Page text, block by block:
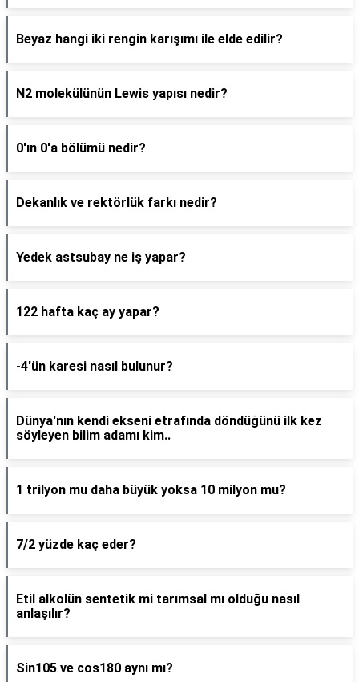
Beyaz hangi iki rengin karışımı ile elde edilir?
N2 molekülünün Lewis yapısı nedir?
0'ın 0'a bölümü nedir?
Dekanlık ve rektörlük farkı nedir?
Yedek astsubay ne iş yapar?
122 hafta kaç ay yapar?
-4'ün karesi nasıl bulunur?
Dünya'nın kendi ekseni etrafında döndüğünü ilk kez
söyleyen bilim adamı kim..
1 trilyon mu daha büyük yoksa 10 milyon mu?
7/2 yüzde kaç eder?
Etil alkolün sentetik mi tarımsal mı olduğu nasıl
anlaşılır?
Sin105 ve cos180 aynı mı?